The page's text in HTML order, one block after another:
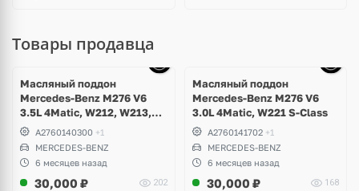
Товары продавца
Масляный поддон
Mercedes-Benz M276 V6
3.5L 4Matic, W212, W213,
W207, W253 GLC 43 AMG,
GLE W166, GLK X204, W217,
W221, W222 S-Class,
Maybach
A2760140300 +1
MERCEDES-BENZ
6 месяцев назад
30,000 ₽ 202
Масляный поддон
Mercedes-Benz M276 V6
3.0L 4Matic, W221 S-Class
A2760141702 +1
MERCEDES-BENZ
6 месяцев назад
30,000 ₽ 168